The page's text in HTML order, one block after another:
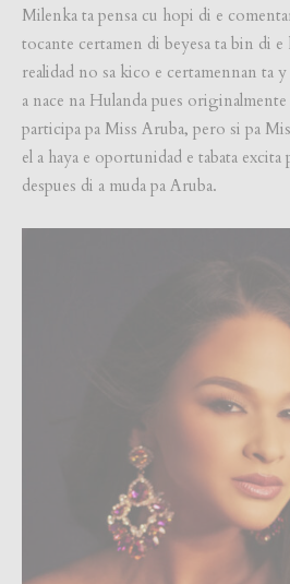
Milenka ta pensa cu hopi di e
tocante certamen di beyesa ta bin di e
realidad no sa kico e certamennan ta
a nace na Hulanda pues
participa pa Miss Aruba, pero si pa
el a haya e oportunidad e tabata
despues di a muda pa Aruba.